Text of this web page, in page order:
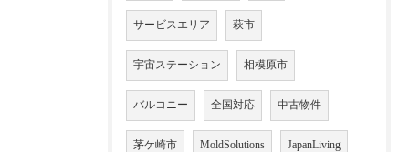
サービスエリア 萩市
宇宙ステーション 相模原市
バルコニー 全国対応 中古物件
茅ケ崎市 MoldSolutions JapanLiving